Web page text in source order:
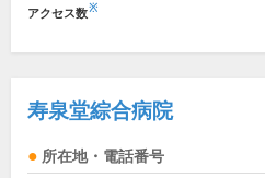
アクセス数※
寿泉堂綜合病院
所在地・電話番号